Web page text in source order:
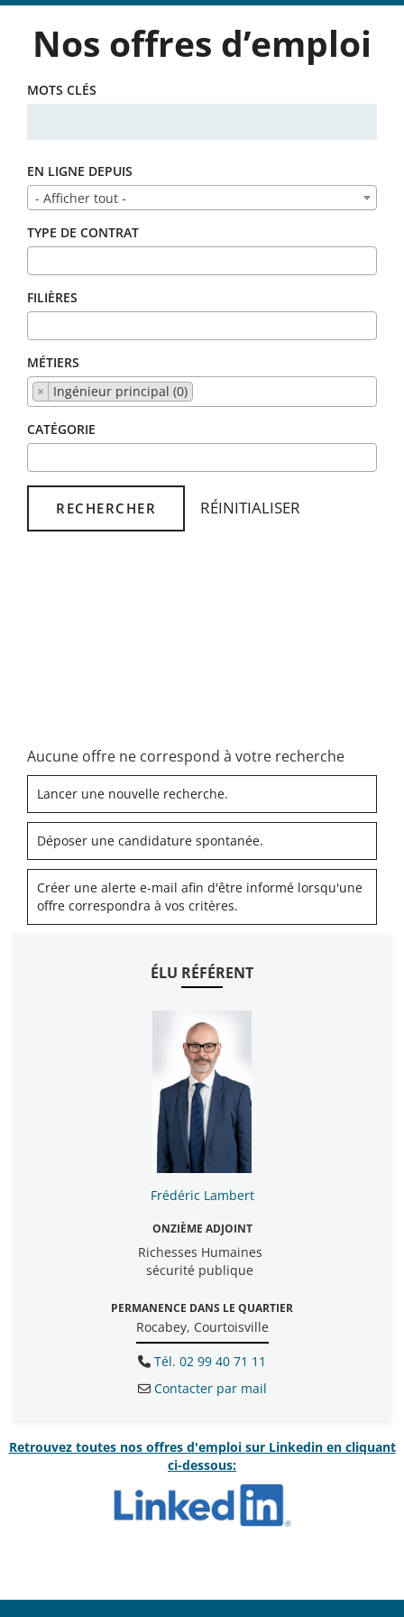
Nos offres d’emploi
MOTS CLÉS
EN LIGNE DEPUIS
- Afficher tout -
TYPE DE CONTRAT
FILIÈRES
MÉTIERS
×
Ingénieur principal (0)
CATÉGORIE
RECHERCHER RÉINITIALISER
Aucune offre ne correspond à votre recherche
Lancer une nouvelle recherche.
Déposer une candidature spontanée.
Créer une alerte e-mail afin d'être informé lorsqu'une
offre correspondra à vos critères.
ÉLU RÉFÉRENT
Frédéric Lambert
ONZIÈME ADJOINT
Richesses Humaines
sécurité publique
PERMANENCE DANS LE QUARTIER
Rocabey, Courtoisville
Tél. 02 99 40 71 11
Contacter par mail
Retrouvez toutes nos offres d'emploi sur Linkedin en cliquant
ci-dessous: